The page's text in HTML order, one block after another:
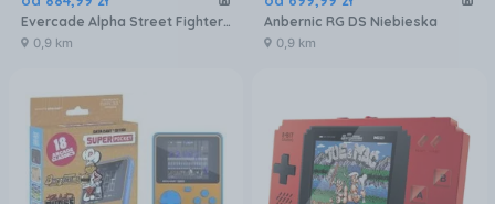
Evercade Alpha Street Fighter Bartop Arcade FGSTRECONEFIGSARC
0,9 km
Anbernic RG DS Niebieska
0,9 km